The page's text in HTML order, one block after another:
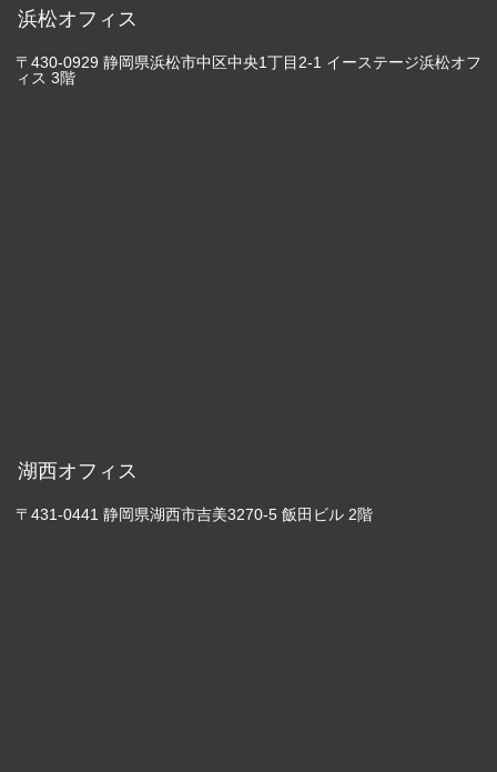
浜松オフィス
〒430-0929 静岡県浜松市中区中央1丁目2-1 イーステージ浜松オフ
ィス 3階
湖西オフィス
〒431-0441 静岡県湖西市吉美3270-5 飯田ビル 2階